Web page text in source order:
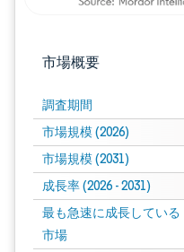
市場概要
調査期間
市場規模 (2026)
市場規模 (2031)
成長率 (2026 - 2031)
最も急速に成長している
市場